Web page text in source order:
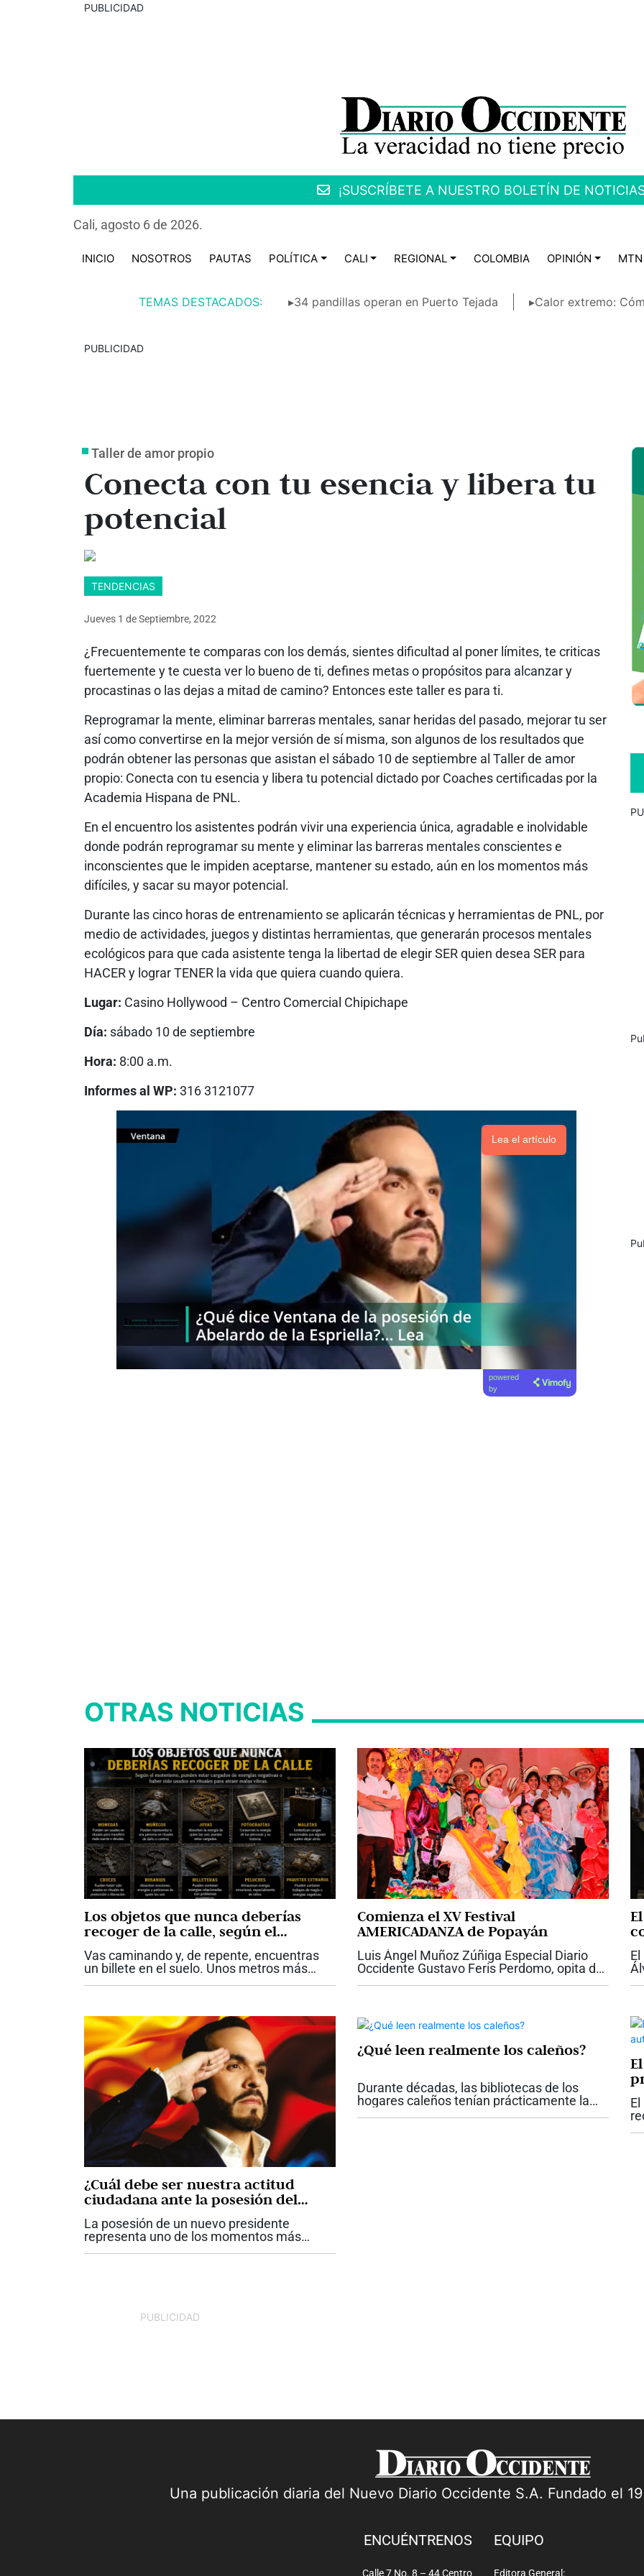
PUBLICIDAD
¡SUSCRÍBETE A NUESTRO BOLETÍN DE
Cali, agosto 6 de 2026.
INICIO NOSOTROS PAUTAS POLÍTICA CALI REGIONAL COLOMBIA OPINIÓN MTN
TEMAS DESTACADOS: ▸34 pandillas operan en Puerto Tejada ▸Calor extremo:
PUBLICIDAD
Taller de amor propio
Conecta con tu esencia y libera tu
potencial
TENDENCIAS
Jueves 1 deSeptiembre, 2022
¿Frecuentemente te comparas con los demás, sientes dificultad al poner límites, te criticas
fuertemente y te cuesta ver lo bueno de ti, defines metas o propósitos para alcanzar y
procastinas o las dejas a mitad de camino? Entonces este taller es para ti.
Reprogramar la mente, eliminar barreras mentales, sanar heridas del pasado, mejorar tu ser
así como convertirse en la mejor versión de sí misma, son algunos de los resultados que
podrán obtener las personas que asistan el sábado 10 de septiembre al Taller de amor
propio: Conecta con tu esencia y libera tu potencial dictado por Coaches certificadas por la
Academia Hispana de PNL.
En el encuentro los asistentes podrán vivir una experiencia única, agradable e inolvidable
donde podrán reprogramar su mente y eliminar las barreras mentales conscientes e
inconscientes que le impiden aceptarse, mantener su estado, aún en los momentos más
difíciles, y sacar su mayor potencial.
Durante las cinco horas de entrenamiento se aplicarán técnicas y herramientas de PNL, por
medio de actividades, juegos y distintas herramientas, que generarán procesos mentales
ecológicos para que cada asistente tenga la libertad de elegir SER quien desea SER para
HACER y lograr TENER la vida que quiera cuando quiera.
Lugar: Casino Hollywood – Centro Comercial Chipichape
Día: sábado 10 de septiembre
Hora: 8:00 a.m.
Informes al WP: 316 3121077
Lea el artículo
powered
by
OTRAS NOTICIAS
Los objetos que nunca deberías
recoger de la calle, según el
esoterismo
Vas caminando y, de repente, encuentras
un billete en el suelo. Unos metros más
adelante aparece una cadena de oro
perfecto estado...
Comienza el XV Festival
AMERICADANZA de Popayán
Luis Ángel Muñoz Zúñiga Especial Diario
Occidente Gustavo Feris Perdomo, opita de
nacimiento y payanés por adopción, muy
¿Cuál debe ser nuestra actitud
ciudadana ante la posesión del
presidente Abelardo De La Espriella?
La posesión de un nuevo presidente
representa uno de los momentos más
importantes para una democracia. Más allá
¿Qué leen realmente los caleños?
Durante décadas, las bibliotecas de los
hogares caleños tenían prácticamente la
PUBLICIDAD
Una publicación diaria del Nuevo Diario Occidente S.A. Fundado el
ENCUÉNTRENOS
Calle 7 No. 8 – 44 Centro
EQUIPO
Editora General: